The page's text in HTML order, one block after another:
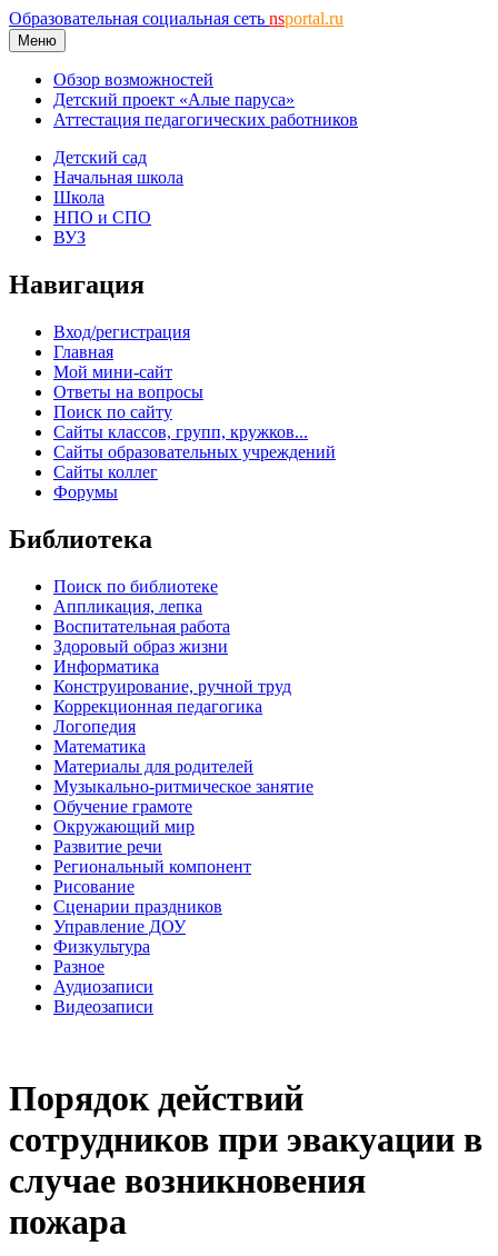
Образовательная социальная сеть nsportal.ru
Меню
Обзор возможностей
Детский проект «Алые паруса»
Аттестация педагогических работников
Детский сад
Начальная школа
Школа
НПО и СПО
ВУЗ
Навигация
Вход/регистрация
Главная
Мой мини-сайт
Ответы на вопросы
Поиск по сайту
Сайты классов, групп, кружков...
Сайты образовательных учреждений
Сайты коллег
Форумы
Библиотека
Поиск по библиотеке
Аппликация, лепка
Воспитательная работа
Здоровый образ жизни
Информатика
Конструирование, ручной труд
Коррекционная педагогика
Логопедия
Математика
Материалы для родителей
Музыкально-ритмическое занятие
Обучение грамоте
Окружающий мир
Развитие речи
Региональный компонент
Рисование
Сценарии праздников
Управление ДОУ
Физкультура
Разное
Аудиозаписи
Видеозаписи
Порядок действий
сотрудников при эвакуации в
случае возникновения
пожара